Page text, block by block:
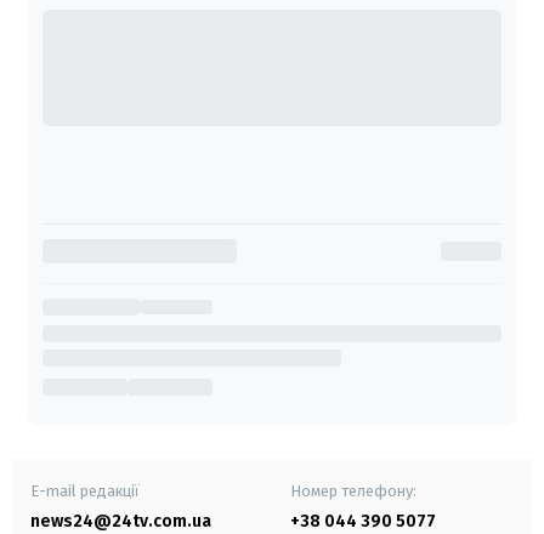
E-mail редакції
news24@24tv.com.ua
Номер телефону:
+38 044 390 5077